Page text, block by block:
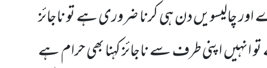
چالیسویں دن ہی کرنا ضروری ہے تو ناجائز
انہیں اپنی طرف سے ناجائز کہنا بھی حرام ہے